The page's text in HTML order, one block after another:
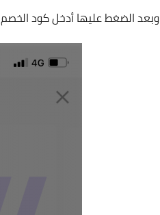
وبعد الضغط عليها أدخل كود الخصم start واضغط على حفظ.